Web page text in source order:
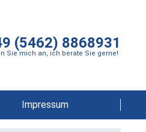
(5462) 8868931
Sie mich an, ich berate Sie gerne!
Impressum